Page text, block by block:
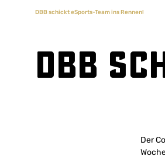
DBB schickt eSports-Team ins Rennen!
DBB
Der